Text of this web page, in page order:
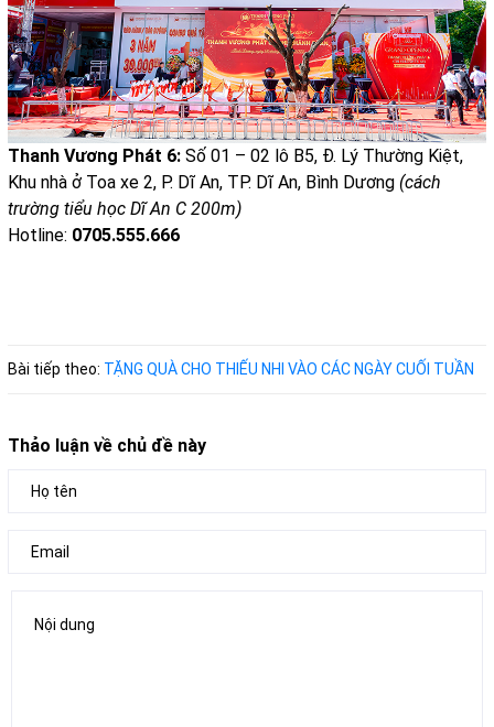
Thanh Vương Phát 6: Số 01 – 02 lô B5, Đ. Lý Thường Kiệt,
Khu nhà ở Toa xe 2, P. Dĩ An, TP. Dĩ An, Bình Dương (cách
trường tiểu học Dĩ An C 200m)
Hotline: 0705.555.666
Bài tiếp theo: TẶNG QUÀ CHO THIẾU NHI VÀO CÁC NGÀY CUỐI TUẦN
Thảo luận về chủ đề này